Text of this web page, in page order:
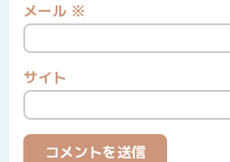
メール ※
サイト